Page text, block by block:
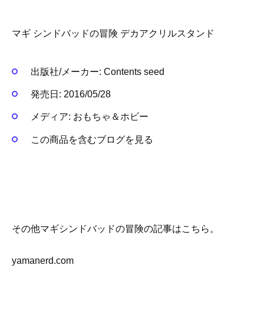
マギ シンドバッドの冒険 デカアクリルスタンド
出版社/メーカー: Contents seed
発売日: 2016/05/28
メディア: おもちゃ＆ホビー
この商品を含むブログを見る
その他マギシンドバッドの冒険の記事はこちら。
yamanerd.com